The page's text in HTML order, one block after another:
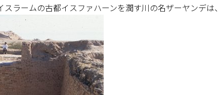
スラームの古都イスファハーンを潤す川の名ザーヤンデ